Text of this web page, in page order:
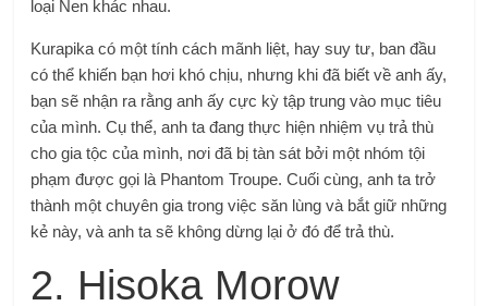
loại Nen khác nhau.
Kurapika có một tính cách mãnh liệt, hay suy tư, ban đầu
có thể khiến bạn hơi khó chịu, nhưng khi đã biết về anh ấy,
bạn sẽ nhận ra rằng anh ấy cực kỳ tập trung vào mục tiêu
của mình. Cụ thể, anh ta đang thực hiện nhiệm vụ trả thù
cho gia tộc của mình, nơi đã bị tàn sát bởi một nhóm tội
phạm được gọi là Phantom Troupe. Cuối cùng, anh ta trở
thành một chuyên gia trong việc săn lùng và bắt giữ những
kẻ này, và anh ta sẽ không dừng lại ở đó để trả thù.
2. Hisoka Morow